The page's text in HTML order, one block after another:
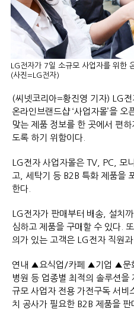
LG전자가 7일 소규모 사업자를 위한
(사진=LG전자)
(씨넷코리아=황진영 기자) LG
온라인브랜드샵 ‘사업자몰’을 오
맞는 제품 정보를 한 곳에서 편
도록 하기 위함이다.
LG전자 사업자몰은 TV, PC, 모
고, 세탁기 등 B2B 특화 제품을
한다.
LG전자가 판매부터 배송, 설치
심하고 제품을 구매할 수 있다.
의가 있는 고객은 LG전자 직원
연내 ▲요식업/카페 ▲기업 ▲
병원 등 업종별 최적의 솔루션을
규모 사업자 전용 가전구독 서비
치 공사가 필요한 B2B 제품을 판